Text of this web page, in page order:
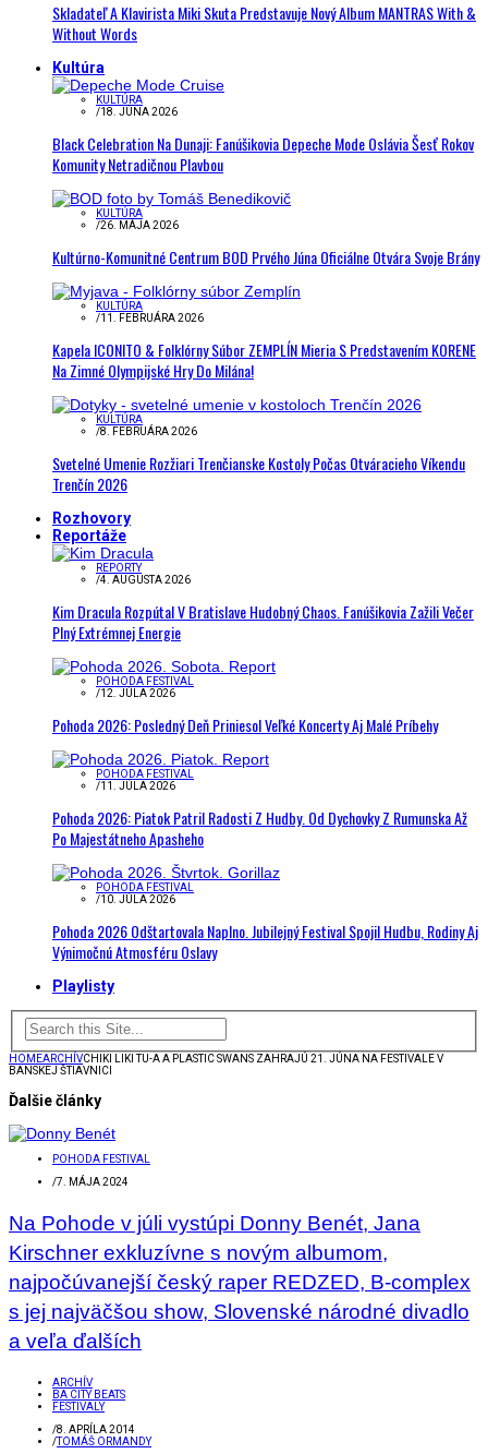
Skladateľ A Klavirista Miki Skuta Predstavuje Nový Album MANTRAS With &
Without Words
Kultúra
KULTÚRA
/18. JÚNA 2026
Black Celebration Na Dunaji: Fanúšikovia Depeche Mode Oslávia Šesť Rokov
Komunity Netradičnou Plavbou
KULTÚRA
/26. MÁJA 2026
Kultúrno-Komunitné Centrum BOD Prvého Júna Oficiálne Otvára Svoje Brány
KULTÚRA
/11. FEBRUÁRA 2026
Kapela ICONITO & Folklórny Súbor ZEMPLÍN Mieria S Predstavením KORENE
Na Zimné Olympijské Hry Do Milána!
KULTÚRA
/8. FEBRUÁRA 2026
Svetelné Umenie Rozžiari Trenčianske Kostoly Počas Otváracieho Víkendu
Trenčín 2026
Rozhovory
Reportáže
REPORTY
/4. AUGUSTA 2026
Kim Dracula Rozpútal V Bratislave Hudobný Chaos. Fanúšikovia Zažili Večer
Plný Extrémnej Energie
POHODA FESTIVAL
/12. JÚLA 2026
Pohoda 2026: Posledný Deň Priniesol Veľké Koncerty Aj Malé Príbehy
POHODA FESTIVAL
/11. JÚLA 2026
Pohoda 2026: Piatok Patril Radosti Z Hudby. Od Dychovky Z Rumunska Až
Po Majestátneho Apasheho
POHODA FESTIVAL
/10. JÚLA 2026
Pohoda 2026 Odštartovala Naplno. Jubilejný Festival Spojil Hudbu, Rodiny Aj
Výnimočnú Atmosféru Oslavy
Playlisty
HOMEARCHÍVCHIKI LIKI TU-A A PLASTIC SWANS ZAHRAJÚ 21. JÚNA NA FESTIVALE V
BANSKEJ ŠTIAVNICI
Ďalšie články
POHODA FESTIVAL
/7. MÁJA 2024
Na Pohode v júli vystúpi Donny Benét, Jana
Kirschner exkluzívne s novým albumom,
najpočúvanejší český raper REDZED, B-complex
s jej najväčšou show, Slovenské národné divadlo
a veľa ďalších
ARCHÍV
BA CITY BEATS
FESTIVALY
/8. APRÍLA 2014
/TOMÁŠ ORMANDY